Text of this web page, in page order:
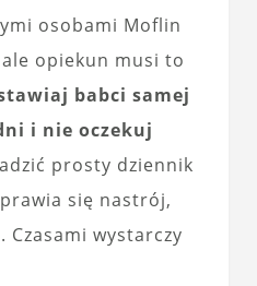
osobami Moflin
opiekun musi to
babci samej
i nie oczekuj
prosty dziennik
się nastrój,
wystarczy